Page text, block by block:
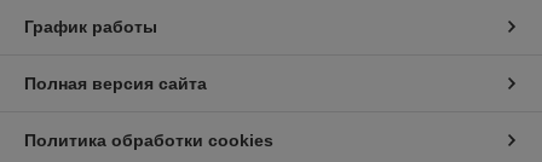
График работы
Полная версия сайта
Политика обработки cookies